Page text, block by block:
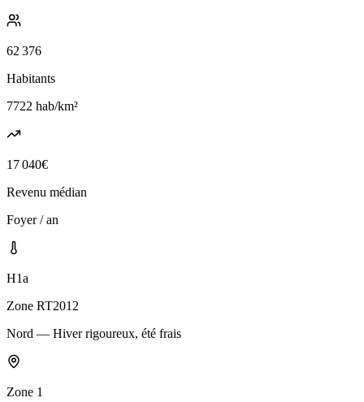
62 376
Habitants
7722 hab/km²
17 040€
Revenu médian
Foyer / an
H1a
Zone RT2012
Nord — Hiver rigoureux, été frais
Zone 1